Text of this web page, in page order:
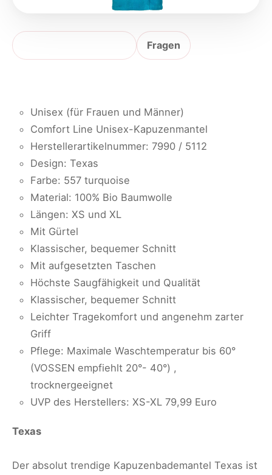
Fragen
Unisex (für Frauen und Männer)
Comfort Line Unisex-Kapuzenmantel
Herstellerartikelnummer: 7990 / 5112
Design: Texas
Farbe: 557 turquoise
Material: 100% Bio Baumwolle
Längen: XS und XL
Mit Gürtel
Klassischer, bequemer Schnitt
Mit aufgesetzten Taschen
Höchste Saugfähigkeit und Qualität
Klassischer, bequemer Schnitt
Leichter Tragekomfort und angenehm zarter
Griff
Pflege: Maximale Waschtemperatur bis 60°
(VOSSEN empfiehlt 20°- 40°) ,
trocknergeeignet
UVP des Herstellers: XS-XL 79,99 Euro
Texas
Der absolut trendige Kapuzenbademantel Texas ist